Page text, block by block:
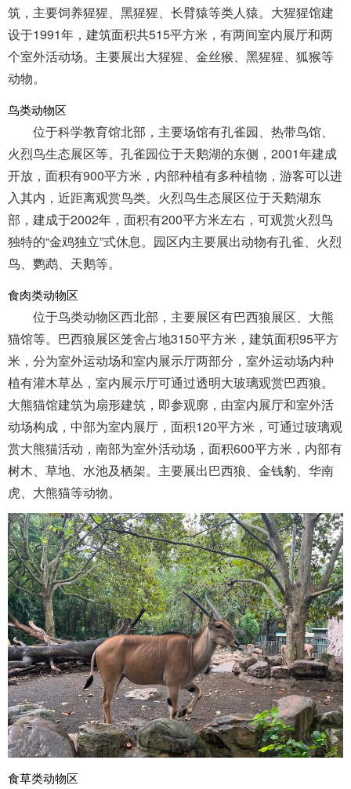
筑，主要饲养猩猩、黑猩猩、长臂猿等类人猿。大猩猩馆建
设于1991年，建筑面积共515平方米，有两间室内展厅和两
个室外活动场。主要展出大猩猩、金丝猴、黑猩猩、狐猴等
动物。
鸟类动物区
位于科学教育馆北部，主要场馆有孔雀园、热带鸟馆、
火烈鸟生态展区等。孔雀园位于天鹅湖的东侧，2001年建成
开放，面积有900平方米，内部种植有多种植物，游客可以进
入其内，近距离观赏鸟类。火烈鸟生态展区位于天鹅湖东
部，建成于2002年，面积有200平方米左右，可观赏火烈鸟
独特的“金鸡独立”式休息。园区内主要展出动物有孔雀、火烈
鸟、鹦鹉、天鹅等。
食肉类动物区
位于鸟类动物区西北部，主要展区有巴西狼展区、大熊
猫馆等。巴西狼展区笼舍占地3150平方米，建筑面积95平方
米，分为室外运动场和室内展示厅两部分，室外运动场内种
植有灌木草丛，室内展示厅可通过透明大玻璃观赏巴西狼。
大熊猫馆建筑为扇形建筑，即参观廓，由室内展厅和室外活
动场构成，中部为室内展厅，面积120平方米，可通过玻璃观
赏大熊猫活动，南部为室外活动场，面积600平方米，内部有
树木、草地、水池及栖架。主要展出巴西狼、金钱豹、华南
虎、大熊猫等动物。
食草类动物区